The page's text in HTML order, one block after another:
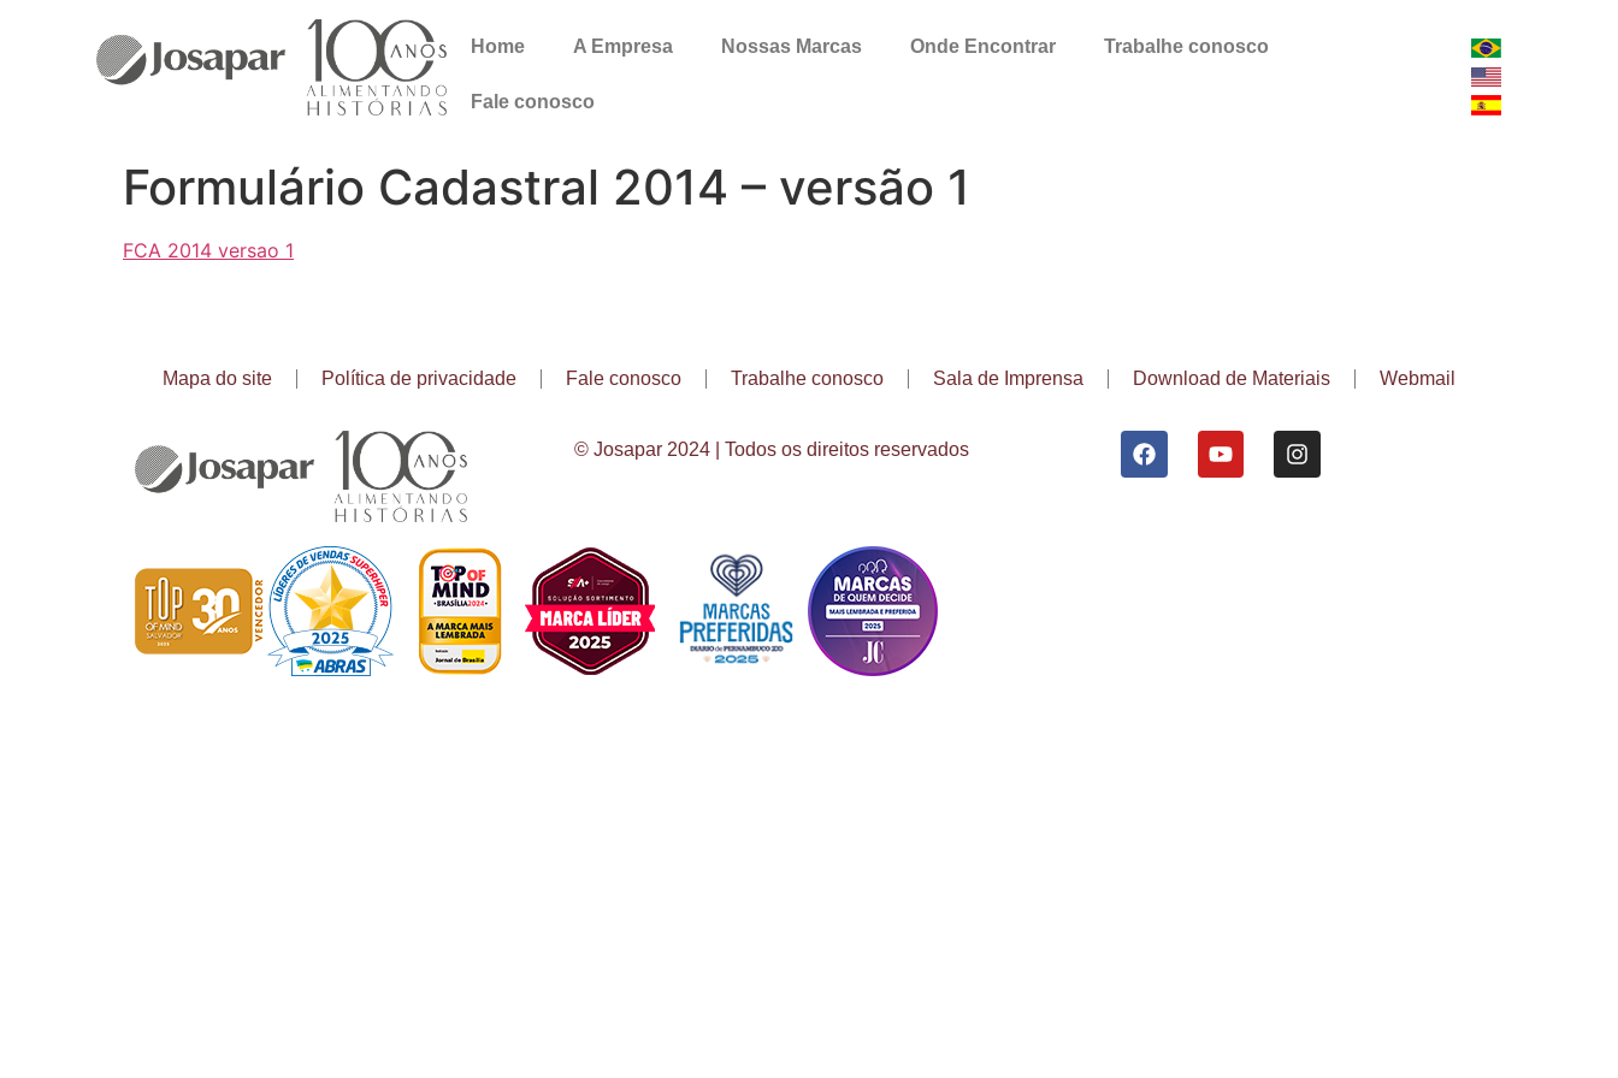
Home A Empresa Nossas Marcas Onde Encontrar Trabalhe conosco
Fale conosco
Formulário Cadastral 2014 – versão 1
FCA 2014 versao 1
Mapa do site Política de privacidade Fale conosco Trabalhe conosco Sala de Imprensa Download de Materiais Webmail
© Josapar 2024 | Todos os direitos reservados